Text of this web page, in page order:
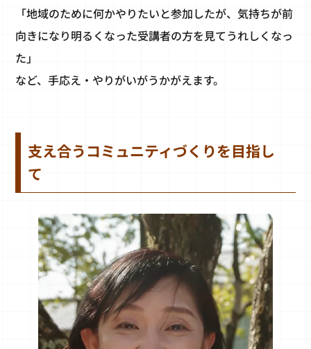
「地域のために何かやりたいと参加したが、気持ちが前
向きになり明るくなった受講者の方を見てうれしくなっ
た」
など、手応え・やりがいがうかがえます。
支え合うコミュニティづくりを目指し
て